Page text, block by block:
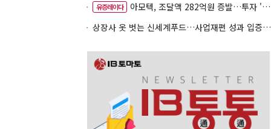
유증레이다
아모텍, 조달액 282억원 증발…투자 '속도 조절' 불가피
상장사 옷 벗는 신세계푸드…사업재편 성과 입증할까